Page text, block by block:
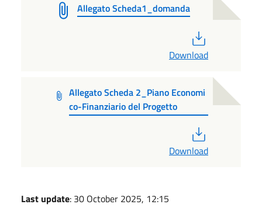
Allegato Scheda1_domanda
Download
Allegato Scheda 2_Piano Economi
co-Finanziario del Progetto
Download
Last update: 30 October 2025, 12:15